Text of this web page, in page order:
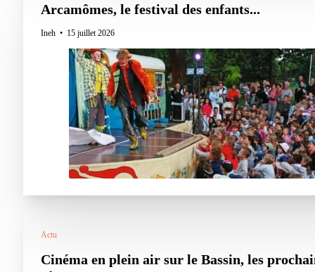
Arcamômes, le festival des enfants...
Ineh 15 juillet 2026
Actu
Cinéma en plein air sur le Bassin, les